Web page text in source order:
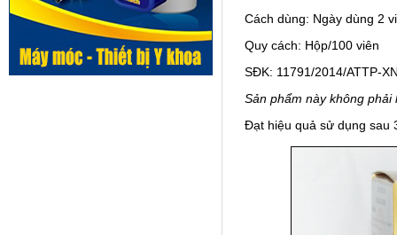
Cách dùng: Ngày dùng 2
Quy cách: Hộp/100 viên
SĐK: 11791/2014/ATTP-
Sản phẩm này không
Đạt hiệu quả sử dụng sau